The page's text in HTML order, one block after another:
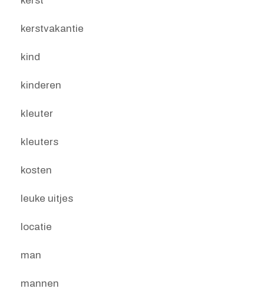
kerstvakantie
kind
kinderen
kleuter
kleuters
kosten
leuke uitjes
locatie
man
mannen